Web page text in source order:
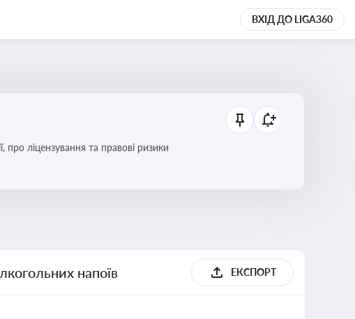
ВХІД ДО LIGA360
ліцензування та правові ризики
напоїв ЕКСПОРТ